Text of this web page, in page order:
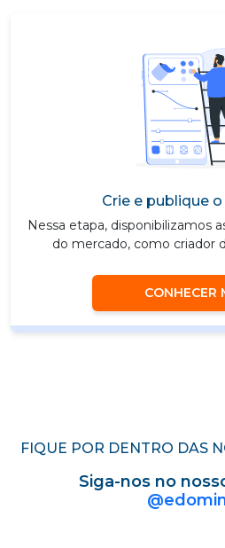
Crie e publique
Nessa etapa, disponibilizamos
do mercado, como criador
CONHECER
FIQUE POR DENTRO DAS
Siga-nos no